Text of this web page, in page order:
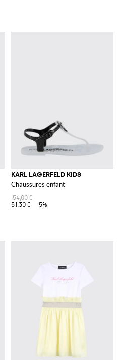
KARL LAGERFELD KIDS
Chaussures enfant
54,00 €
51,30 €
-5%